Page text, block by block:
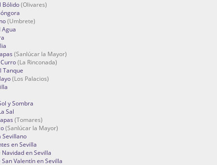
Bólido(Olivares)
(Umbrete)
(Sanlúcar la Mayor)
(La Rinconada)
Tanque
(Los Palacios)
y Sombra
Sal
(Tomares)
(Sanlúcar la Mayor)
Sevillano
en Sevilla
Navidad en Sevilla
Valentín en Sevilla